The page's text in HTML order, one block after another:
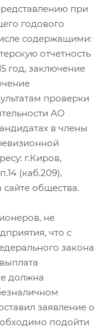
при
годового
содержащими:
отчетность
год, заключение
проверки
АО
в члены
г.Киров,
(каб.209),
общества.
не
что с
закона
должна
заявление о
подойти